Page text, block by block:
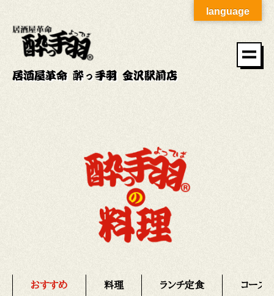
居酒屋革命 酔っ手羽 金沢駅前店
おすすめ 料理 ランチ定食 コース
language